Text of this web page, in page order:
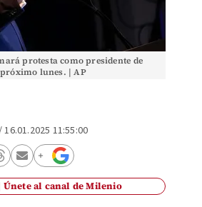
protesta como presidente de
lunes. | AP
16.01.2025 11:55:00
Únete al canal de Milenio